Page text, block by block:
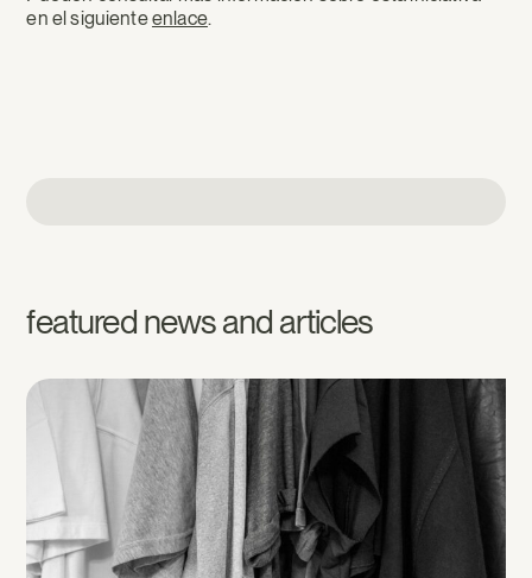
en el siguienteenlace.
featured news and articles